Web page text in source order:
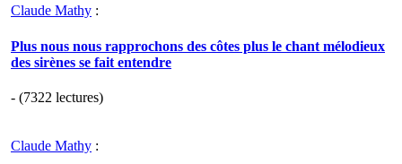
Claude Mathy :
Plus nous nous rapprochons des côtes plus le chant mélodieux
des sirènes se fait entendre
- (7322 lectures)
Claude Mathy :